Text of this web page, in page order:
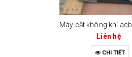
Liên hệ
CHI TIẾT